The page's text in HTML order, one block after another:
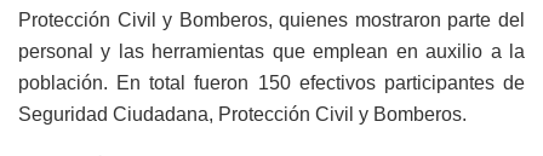
Protección Civil y Bomberos, quienes mostraron parte del
personal y las herramientas que emplean en auxilio a la
población. En total fueron 150 efectivos participantes de
Seguridad Ciudadana, Protección Civil y Bomberos.